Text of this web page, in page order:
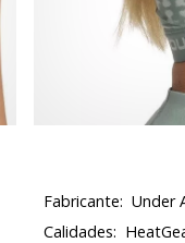
Fabricante: Under
Calidades: